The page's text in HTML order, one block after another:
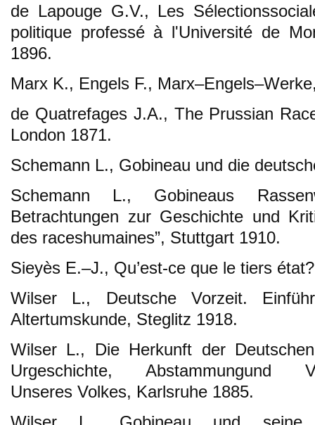
de Lapouge G.V., Les
politique professé à l'Université de
1896.
Marx K., Engels F.,
de Quatrefages J.A., The Prussian
London 1871.
Schemann L., Gobineau und die
Schemann L., Gobineaus
Betrachtungen zur Geschichte und
des raceshumaines”, Stuttgart 1910.
Sieyès E.–J., Qu’est-ce que le tiers
Wilser L., Deutsche Vorzeit.
Altertumskunde, Steglitz 1918.
Wilser L., Die Herkunft der
Urgeschichte, Abstammungund
Unseres Volkes, Karlsruhe 1885.